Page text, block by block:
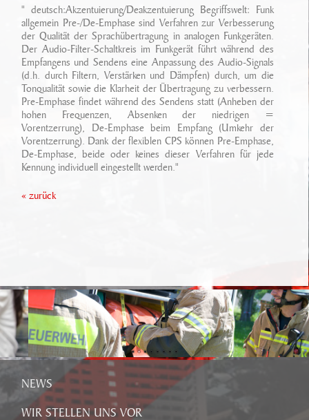
Ansprechpartner
Stellenangebote
Referenzen
Geschichte
Standort/ Anfahrt
Sonderfahrzeugbau
Leistungen
Eigenentwicklungen
Zubehör
Technikarchiv
Wichtige Links
" deutsch:Akzentuierung/Deakzentuierung Begriffswelt: Funk
allgemein Pre-/De-Emphase sind Verfahren zur Verbesserung
der Qualität der Sprachübertragung in analogen Funkgeräten.
Der Audio-Filter-Schaltkreis im Funkgerät führt während des
Empfangens und Sendens eine Anpassung des Audio-Signals
(d.h. durch Filtern, Verstärken und Dämpfen) durch, um die
Tonqualität sowie die Klarheit der Übertragung zu verbessern.
Pre-Emphase findet während des Sendens statt (Anheben der
hohen Frequenzen, Absenken der niedrigen =
Vorentzerrung), De-Emphase beim Empfang (Umkehr der
Vorentzerrung). Dank der flexiblen CPS können Pre-Emphase,
De-Emphase, beide oder keines dieser Verfahren für jede
Kennung individuell eingestellt werden."
« zurück
NEWS
WIR STELLEN UNS VOR